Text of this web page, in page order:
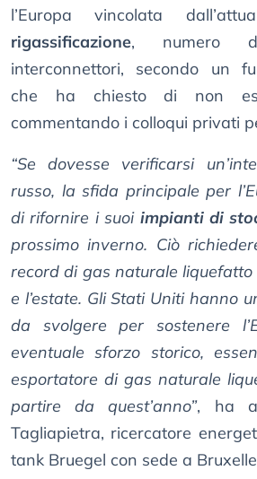
l’Europa vincolata
rigassificazione, numero
interconnettori, secondo un
che ha chiesto di non
commentando i colloqui privati
“Se dovesse verificarsi
russo, la sfida principale per
di rifornire i suoi impianti di
prossimo inverno. Ciò
record di gas naturale
e l’estate. Gli Stati Uniti hanno
da svolgere per sostenere
eventuale sforzo storico,
esportatore di gas naturale
partire da quest’anno”, ha
Tagliapietra, ricercatore
tank Bruegel con sede a